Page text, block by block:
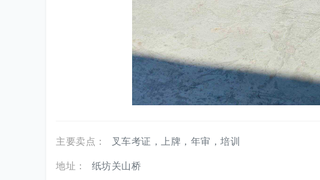
主要卖点：
叉车考证，上牌，年审，培训
地址：
纸坊关山桥